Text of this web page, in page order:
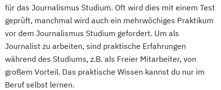
für das Journalismus Studium. Oft wird dies mit einem Test
geprüft, manchmal wird auch ein mehrwöchiges Praktikum
vor dem Journalismus Studium gefordert. Um als
Journalist zu arbeiten, sind praktische Erfahrungen
während des Studiums, z.B. als Freier Mitarbeiter, von
großem Vorteil. Das praktische Wissen kannst du nur im
Beruf selbst lernen.